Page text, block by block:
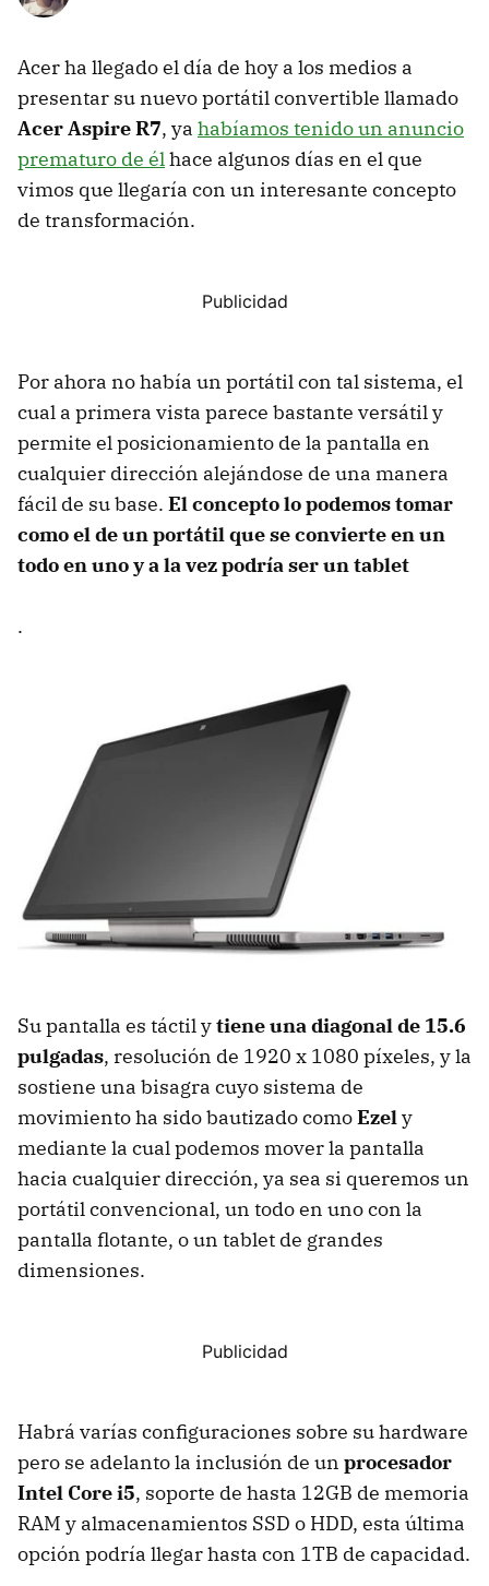
Acer ha llegado el día de hoy a los medios a
presentar su nuevo portátil convertible llamado
Acer Aspire R7, ya habíamos tenido un anuncio
prematuro de élhace algunos días en el que
vimos que llegaría con un interesante concepto
de transformación.
Por ahora no había un portátil con tal sistema, el
cual a primera vista parece bastante versátil y
permite el posicionamiento de la pantalla en
cualquier dirección alejándose de una manera
fácil de su base. El concepto lo podemos tomar
como el de un portátil que se convierte en un
todo en uno y a la vez podría ser un tablet
.
Su pantalla es táctil ytiene una diagonal de 15.6
pulgadas, resolución de 1920 x 1080 píxeles, y la
sostiene una bisagra cuyo sistema de
movimiento ha sido bautizado comoEzely
mediante la cual podemos mover la pantalla
hacia cualquier dirección, ya sea si queremos un
portátil convencional, un todo en uno con la
pantalla flotante, o un tablet de grandes
dimensiones.
Habrá varías configuraciones sobre su hardware
pero se adelanto la inclusión de un procesador
Intel Core i5, soporte de hasta 12GB de memoria
RAM y almacenamientos SSD o HDD, esta última
opción podría llegar hasta con 1TB de capacidad.